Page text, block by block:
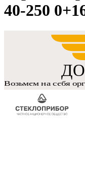
40-250